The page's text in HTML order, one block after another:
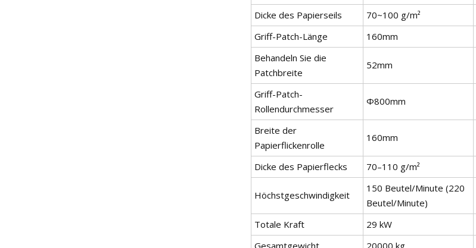
Dicke des Papierseils 70~100 g/m²
Griff-Patch-Länge
160mm
Behandeln Sie die
Patchbreite
52mm
Griff-Patch-
Rollendurchmesser
Φ800mm
Breite der
Papierflickenrolle
160mm
Dicke des Papierflecks 70–110 g/m²
Höchstgeschwindigkeit
150 Beutel/Minute (220
Beutel/Minute)
Totale Kraft 29 kW
Gesamtgewicht
20000 kg